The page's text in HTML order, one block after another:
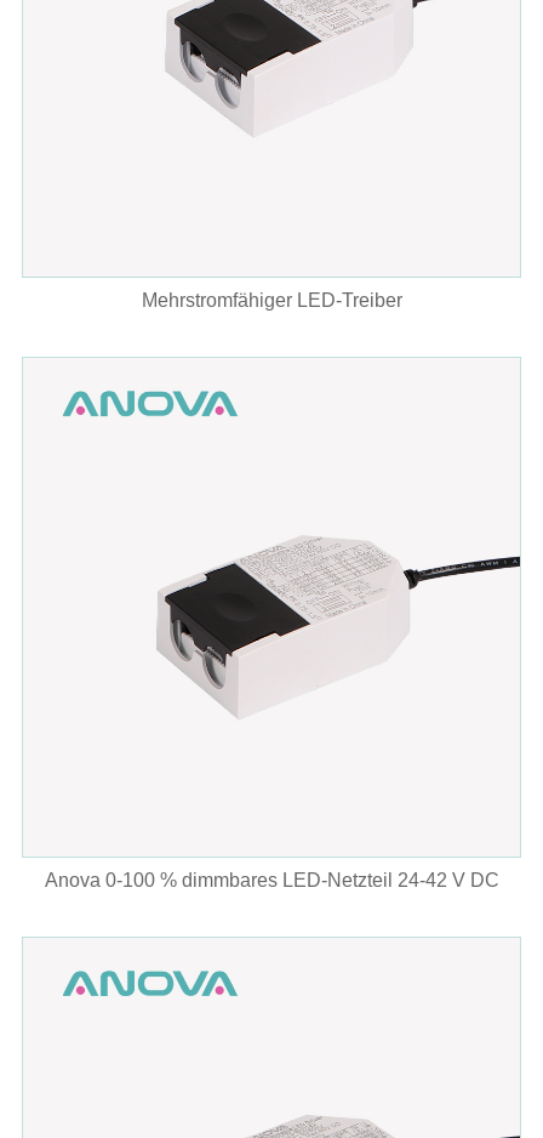
Mehrstromfähiger LED-Treiber
Anova 0-100 % dimmbares LED-Netzteil 24-42 V DC